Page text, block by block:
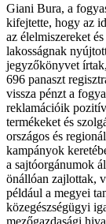
Giani Bura, a
kifejtette, hogy az
az élelmiszereket
lakosságnak
jegyzőkönyvet
696 panaszt
vissza pénzt a
reklamációik
termékeket és
országos és
kampányok
a sajtóorgánumok
önállóan zajlottak,
például a megyei
közegészségügyi
mezőgazdasági